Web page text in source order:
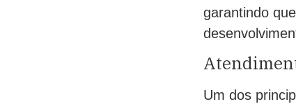
garantindo
Um dos